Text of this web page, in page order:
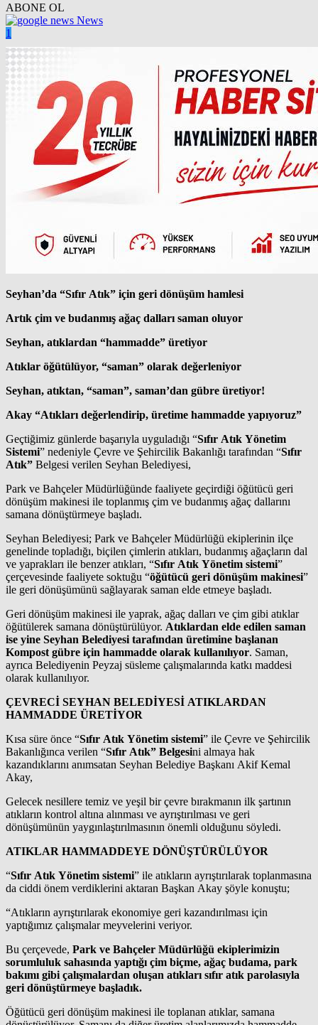
ABONE OL
News
1
Seyhan’da “Sıfır Atık” için geri dönüşüm hamlesi
Artık çim ve budanmış ağaç dalları saman oluyor
Seyhan, atıklardan “hammadde” üretiyor
Atıklar öğütülüyor, “saman” olarak değerleniyor
Seyhan, atıktan, “saman”, saman’dan gübre üretiyor!
Akay “Atıkları değerlendirip, üretime hammadde yapıyoruz”
Geçtiğimiz günlerde başarıyla uyguladığı “Sıfır Atık Yönetim
Sistemi” nedeniyle Çevre ve Şehircilik Bakanlığı tarafından “Sıfır
Atık” Belgesi verilen Seyhan Belediyesi,
Park ve Bahçeler Müdürlüğünde faaliyete geçirdiği öğütücü geri
dönüşüm makinesi ile toplanmış çim ve budanmış ağaç dallarını
samana dönüştürmeye başladı.
Seyhan Belediyesi; Park ve Bahçeler Müdürlüğü ekiplerinin ilçe
genelinde topladığı, biçilen çimlerin atıkları, budanmış ağaçların dal
ve yaprakları ile benzer atıkları, “Sıfır Atık Yönetim sistemi”
çerçevesinde faaliyete soktuğu “öğütücü geri dönüşüm makinesi”
ile geri dönüşümünü sağlayarak saman elde etmeye başladı.
Geri dönüşüm makinesi ile yaprak, ağaç dalları ve çim gibi atıklar
öğütülerek samana dönüştürülüyor. Atıklardan elde edilen saman
ise yine Seyhan Belediyesi tarafından üretimine başlanan
Kompost gübre için hammadde olarak kullanılıyor. Saman,
ayrıca Belediyenin Peyzaj süsleme çalışmalarında katkı maddesi
olarak kullanılıyor.
ÇEVRECİ SEYHAN BELEDİYESİ ATIKLARDAN
HAMMADDE ÜRETİYOR
Kısa süre önce “Sıfır Atık Yönetim sistemi” ile Çevre ve Şehircilik
Bakanlığınca verilen “Sıfır Atık” Belgesini almaya hak
kazandıklarını anımsatan Seyhan Belediye Başkanı Akif Kemal
Akay,
Gelecek nesillere temiz ve yeşil bir çevre bırakmanın ilk şartının
atıkların kontrol altına alınması ve ayrıştırılması ve geri
dönüşümünün yaygınlaştırılmasının önemli olduğunu söyledi.
ATIKLAR HAMMADDEYE DÖNÜŞTÜRÜLÜYOR
“Sıfır Atık Yönetim sistemi” ile atıkların ayrıştırılarak toplanmasına
da ciddi önem verdiklerini aktaran Başkan Akay şöyle konuştu;
“Atıkların ayrıştırılarak ekonomiye geri kazandırılması için
yaptığımız çalışmalar meyvelerini veriyor.
Bu çerçevede, Park ve Bahçeler Müdürlüğü ekiplerimizin
sorumluluk sahasında yaptığı çim biçme, ağaç budama, park
bakımı gibi çalışmalardan oluşan atıkları sıfır atık parolasıyla
geri dönüştürmeye başladık.
Öğütücü geri dönüşüm makinesi ile toplanan atıklar, samana